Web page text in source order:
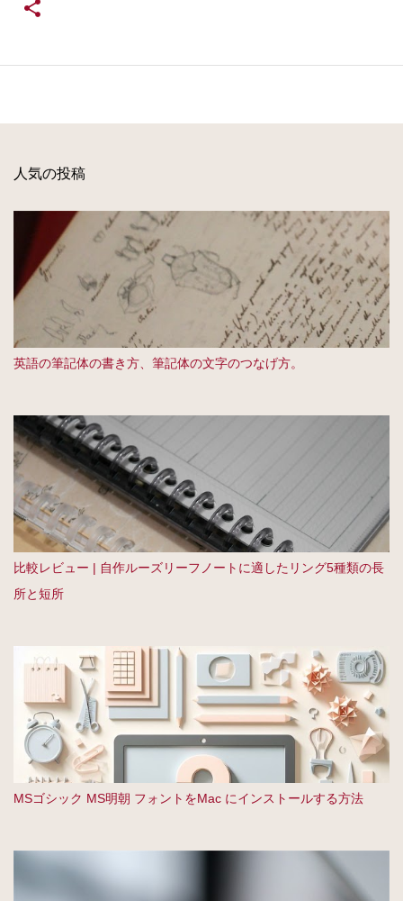
人気の投稿
英語の筆記体の書き方、筆記体の文字のつなげ方。
比較レビュー | 自作ルーズリーフノートに適したリング5種類の長
所と短所
MSゴシック MS明朝 フォントをMac にインストールする方法